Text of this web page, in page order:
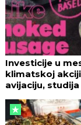
Investicije u
klimatskoj
avijaciju, studija